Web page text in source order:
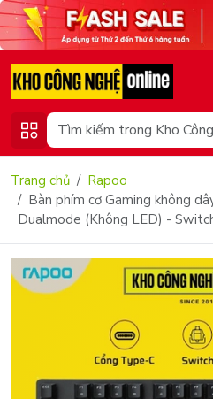
Trang chủ
Rapoo
Bàn phím cơ Gaming không
Dualmode (Không LED) -